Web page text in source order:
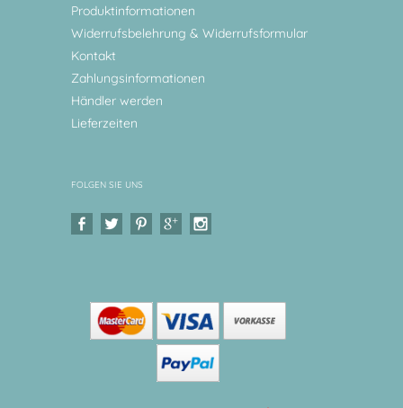
Produktinformationen
Widerrufsbelehrung & Widerrufsformular
Kontakt
Zahlungsinformationen
Händler werden
Lieferzeiten
FOLGEN SIE UNS